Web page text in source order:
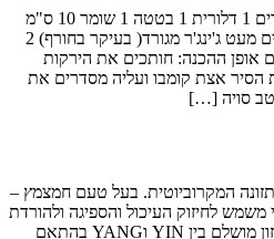
מצרכים: 2 שורש פטרוזיליה 2 גזרים 1 דלורית 1 בטטה 1 שומר 10 ס"מ
אצת קומבו מושרית כ חצי כוס מים מעט ג'ינג'ר מגורד( בעיקר בחורף) 2
אופן ההכנה: חותכים את הירקות
הסיר אצת קומבו ועליה מסדרים את
סויה […]
המקרוביוטית. בעל טעם חמצמץ –
העיכול והספיגה ולהורדת
חום. מרכיבי המשקה מגלמים איזון מושלם בין YIN וYANG בהתאם